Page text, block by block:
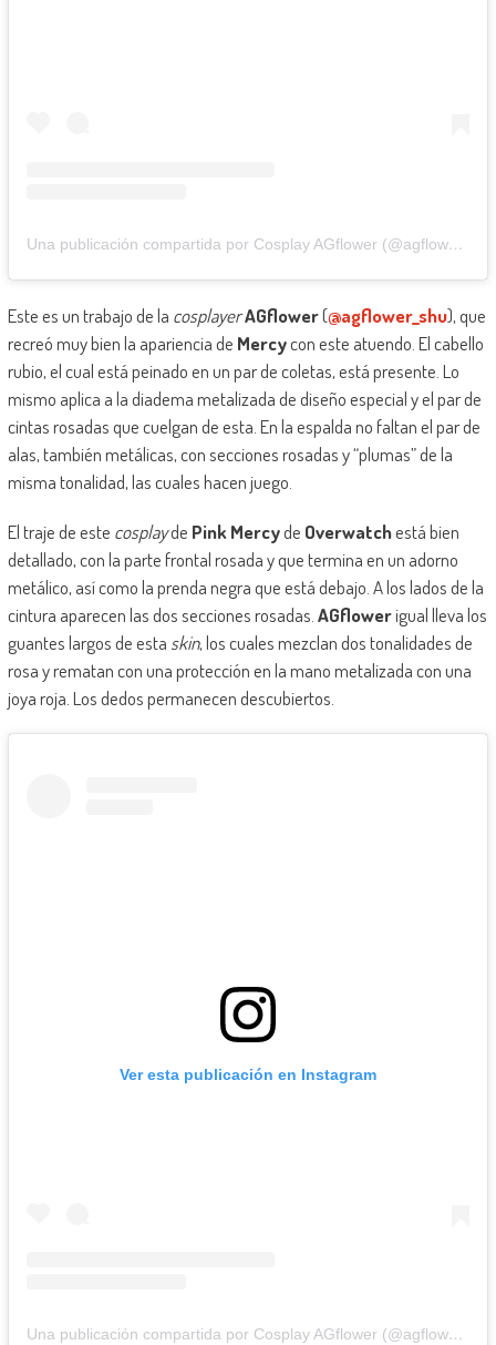
Una publicación compartida por Cosplay AGflower (@agflower_shu)
Este es un trabajo de la cosplayerAGflower(@agflower_shu), que
recreó muy bien la apariencia de Mercycon este atuendo. El cabello
rubio, el cual está peinado en un par de coletas, está presente. Lo
mismo aplica a la diadema metalizada de diseño especial y el par de
cintas rosadas que cuelgan de esta. En la espalda no faltan el par de
alas, también metálicas, con secciones rosadas y “plumas” de la
misma tonalidad, las cuales hacen juego.
El traje de este cosplayde Pink Mercyde Overwatchestá bien
detallado, con la parte frontal rosada y que termina en un adorno
metálico, así como la prenda negra que está debajo. A los lados de la
cintura aparecen las dos secciones rosadas. AGflowerigual lleva los
guantes largos de esta skin, los cuales mezclan dos tonalidades de
rosa y rematan con una protección en la mano metalizada con una
joya roja. Los dedos permanecen descubiertos.
Ver esta publicación en Instagram
Una publicación compartida por Cosplay AGflower (@agflower_shu)